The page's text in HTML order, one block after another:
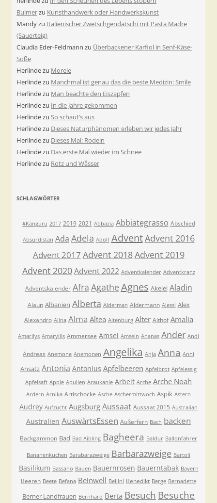
Bulmerzu Kunsthandwerk oder Handwerkskunst
Mandyzu Italienischer Zwetschgendatschi mit Pasta Madre
(Sauerteig)
Claudia Eder-Feldmann zu Überbackener Karfiol in Senf-Käse-
Soße
Herlindezu Morele
Herlindezu Manchmal ist genau das die beste Medizin: Smile
Herlindezu Man beachte den Eiszapfen
Herlindezu In die Jahre gekommen
Herlindezu So schaut’s aus
Herlindezu Dieses Naturphänomen erleben wir jedes Jahr
Herlindezu Dieses Mal: Rodeln
Herlindezu Das erste Mal wieder im Schnee
Herlindezu Rotz und Wåsser
SCHLAGWÖRTER
#Känguru 2017 2019 2021 Abbazia Abbiategrasso Abschied
Absurdistan Ada Adela Adolf AdventAdvent 2016
Advent 2017 Advent 2018Advent 2019
Advent 2020 Advent 2022 Adventkalender Adventkranz
Adventskalender Afra Agathe Agnes Akelei Aladin
Alaun Albanien Alberta Alderman Aldermann Alessi Alex
Alexandro Alina Alma Altea Altenburg Alter Althof Amalia
Amarilys Amaryllis Ammersee Amsel Amseln Ananas Ander Andi
Andreas Anemone Anemonen Angelika Anja Anna Anni
Ansatz Antonia Antonius Apfelbeeren Apfelbrot Apfelessig
Apfelsaft Apple Apulien Araukanie Arbeit Arche Arche Noah
Ardern Arnika Artischocke Asche Aschermittwoch Aspik Astern
Audrey Aufzucht Augsburg Aussaat Aussaat 2015 Australian
Australien AuswärtsEssen Außerfern Bach backen
Backgammon Bad Bad Aibling Bagheera Baldur Ballonfahrer
Bananenkuchen Barabarazweige Barbarazweige Bartoli
Basilikum Bassano Bauen Bauernrosen Bauerntabak Bayern
Beeren Beete Befana Beinwell Bellini Benedikt Berge Bernadette
Berner Landfrauen Bernhard Berta Besuch Besuche